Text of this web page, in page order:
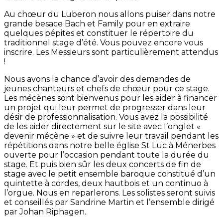
Au chœur du Luberon nous allons puiser dans notre
grande besace Bach et Family pour en extraire
quelques pépites et constituer le répertoire du
traditionnel stage d’été. Vous pouvez encore vous
inscrire. Les Messieurs sont particulièrement attendus
!
Nous avons la chance d’avoir des demandes de
jeunes chanteurs et chefs de chœur pour ce stage.
Les mécènes sont bienvenus pour les aider à financer
un projet qui leur permet de progresser dans leur
désir de professionnalisation. Vous avez la possibilité
de les aider directement sur le site avec l’onglet «
devenir mécène » et de suivre leur travail pendant les
répétitions dans notre belle église St Luc à Ménerbes
ouverte pour l’occasion pendant toute la durée du
stage. Et puis bien sûr les deux concerts de fin de
stage avec le petit ensemble baroque constitué d’un
quintette à cordes, deux hautbois et un continuo à
l’orgue. Nous en reparlerons. Les solistes seront suivis
et conseillés par Sandrine Martin et l’ensemble dirigé
par Johan Riphagen.